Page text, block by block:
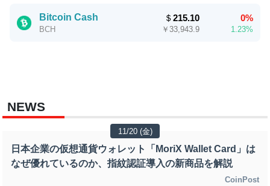
Bitcoin Cash
BCH
＄215.10
￥ 33,943.9
0%
1.23%
NEWS
11/20 (金)
日本企業の仮想通貨ウォレット「MoriX Wallet Card」は
なぜ優れているのか、指紋認証導入の新商品を解説
CoinPost